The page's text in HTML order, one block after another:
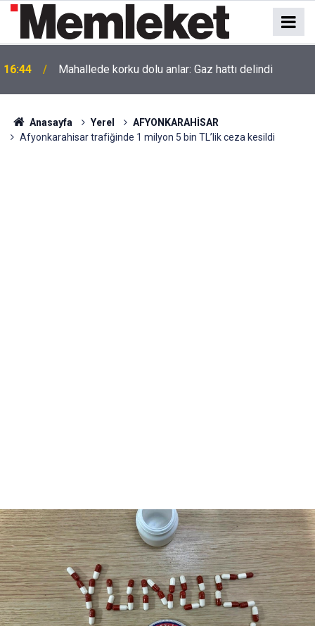
16:44 Mahallede korku dolu anlar: Gaz hattı delindi
Anasayfa Yerel
AFYONKARAHİSAR
Afyonkarahisar trafiğinde 1 milyon 5 bin TL’lik ceza kesildi